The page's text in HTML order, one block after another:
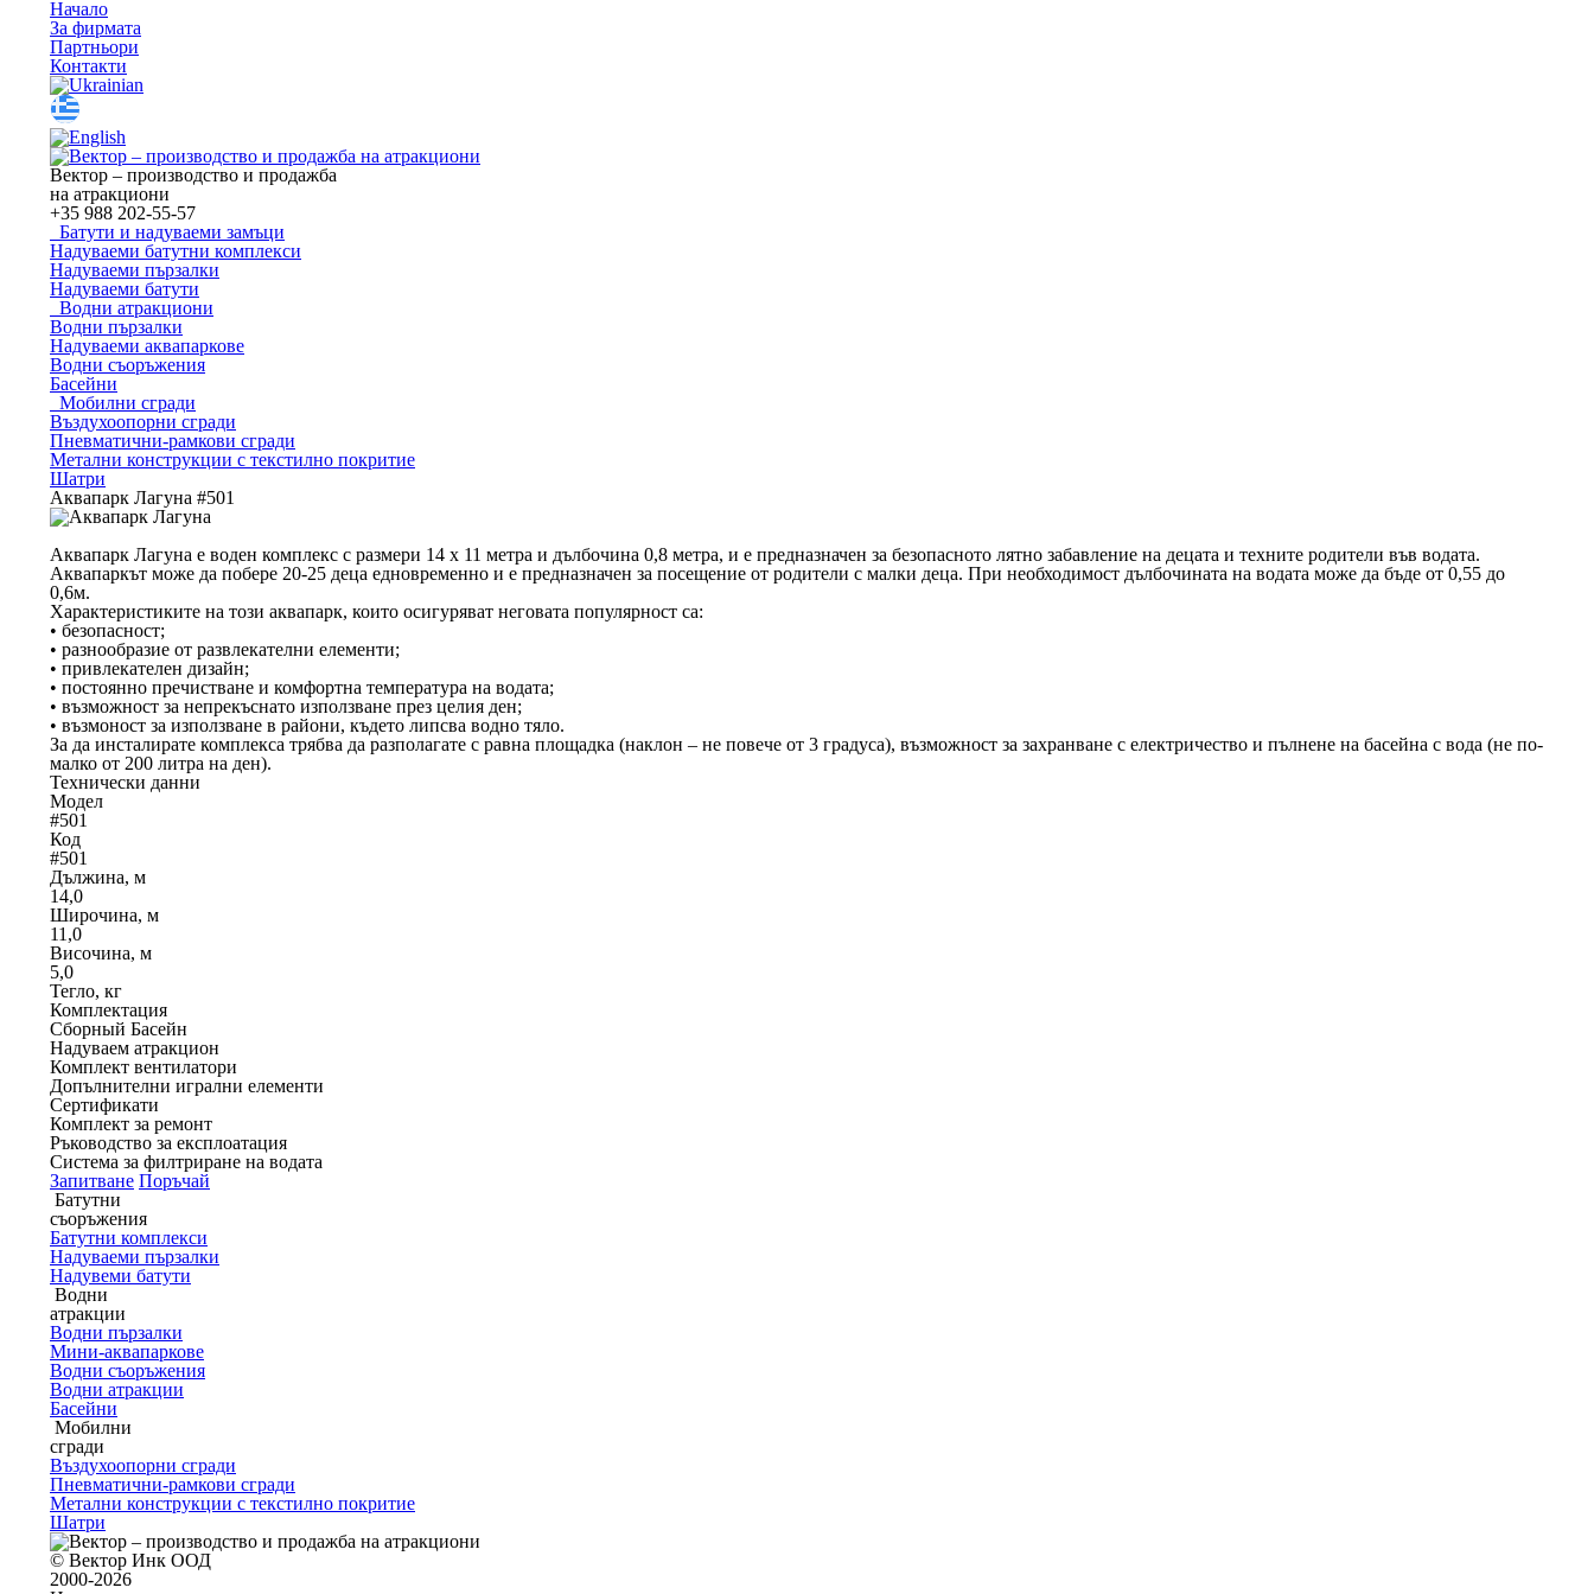
Начало
За фирмата
Партньори
Контакти
Вектор – производство и продажба
на атракциони
+35 988 202-55-57
Батути и надуваеми замъци
Надуваеми батутни комплекси
Надуваеми пързалки
Надуваеми батути
Водни атракциони
Водни пързалки
Надуваеми аквапаркове
Водни съоръжения
Басейни
Мобилни сгради
Въздухоопорни сгради
Пневматични-рамкови сгради
Метални конструкции с текстилно покритие
Шатри
Аквапарк Лагуна #501
Аквапарк Лагуна е воден комплекс с размери 14 х 11 метра и дълбочина 0,8 метра, и е предназначен за безопасното лятно забавление на децата и техните родители във водата.
Аквапаркът може да побере 20-25 деца едновременно и е предназначен за посещение от родители с малки деца. При необходимост дълбочината на водата може да бъде от 0,55 до
0,6м.
Характеристиките на този аквапарк, които осигуряват неговата популярност са:
• безопасност;
• разнообразие от развлекателни елементи;
• привлекателен дизайн;
• постоянно пречистване и комфортна температура на водата;
• възможност за непрекъснато използване през целия ден;
• възмоност за използване в райони, където липсва водно тяло.
За да инсталирате комплекса трябва да разполагате с равна площадка (наклон – не повече от 3 градуса), възможност за захранване с електричество и пълнене на басейна с вода (не по-
малко от 200 литра на ден).
Технически данни
Модел
#501
Код
#501
Дължина, м
14,0
Широчина, м
11,0
Височина, м
5,0
Тегло, кг
Комплектация
Сборный Басейн
Надуваем атракцион
Комплект вентилатори
Допълнителни игрални елементи
Сертификати
Комплект за ремонт
Ръководство за експлоатация
Система за филтриране на водата
Запитване Поръчай
Батутни
съоръжения
Батутни комплекси
Надуваеми пързалки
Надувеми батути
Водни
атракции
Водни пързалки
Мини-аквапаркове
Водни съоръжения
Водни атракции
Басейни
Мобилни
сгради
Въздухоопорни сгради
Пневматични-рамкови сгради
Метални конструкции с текстилно покритие
Шатри
© Вектор Инк ООД
2000-2026